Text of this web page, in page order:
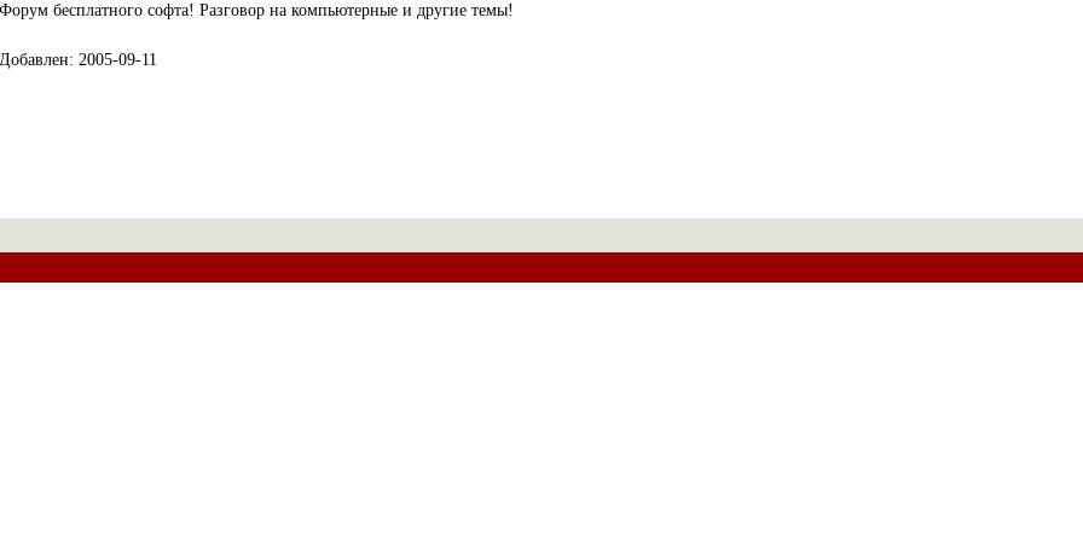
Форум бесплатного софта! Разговор на компьютерные и другие темы!
Добавлен: 2005-09-11